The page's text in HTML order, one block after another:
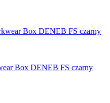
Box DENEB FS czarny